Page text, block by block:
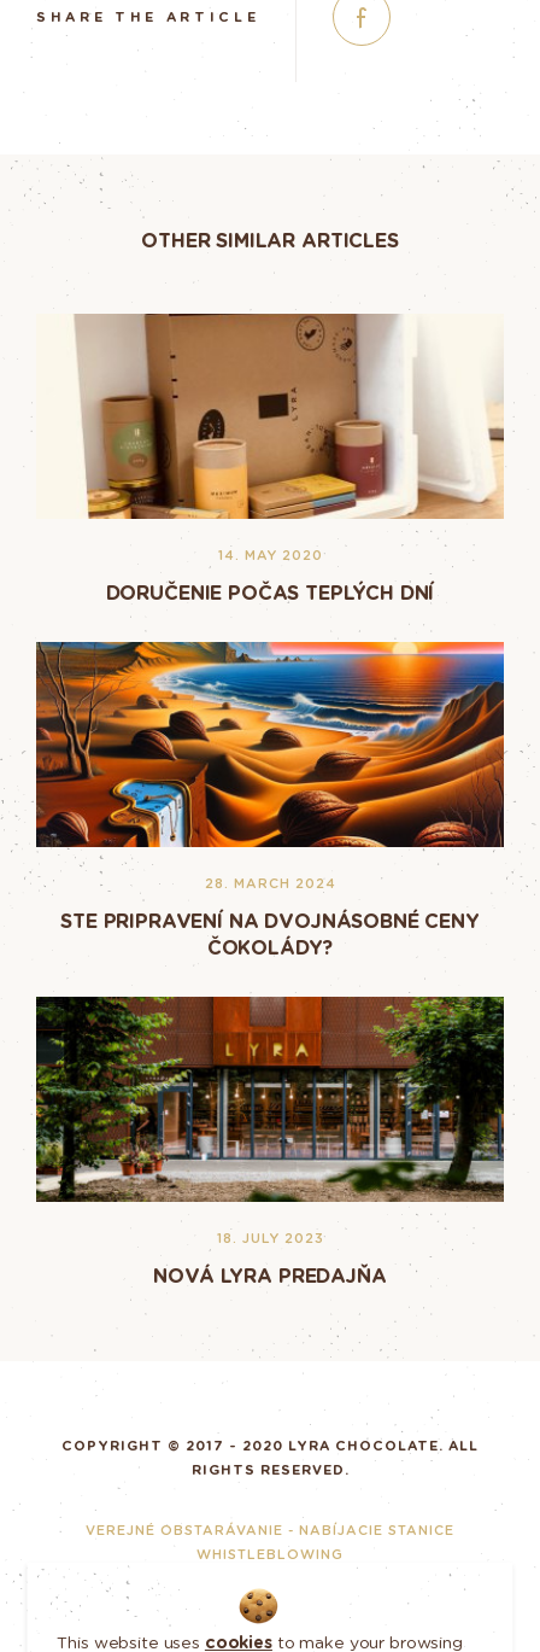
SHARE THE ARTICLE
OTHER SIMILAR ARTICLES
14. MAY 2020
DORUČENIE POČAS TEPLÝCH DNÍ
28. MARCH 2024
STE PRIPRAVENÍ NA DVOJNÁSOBNÉ CENY
ČOKOLÁDY?
18. JULY 2023
NOVÁ LYRA PREDAJŇA
COPYRIGHT © 2017 - 2020 LYRA CHOCOLATE. ALL
RIGHTS RESERVED.
VEREJNÉ OBSTARÁVANIE - NABÍJACIE STANICE
WHISTLEBLOWING
GDPR
This website uses cookiesto make your browsing